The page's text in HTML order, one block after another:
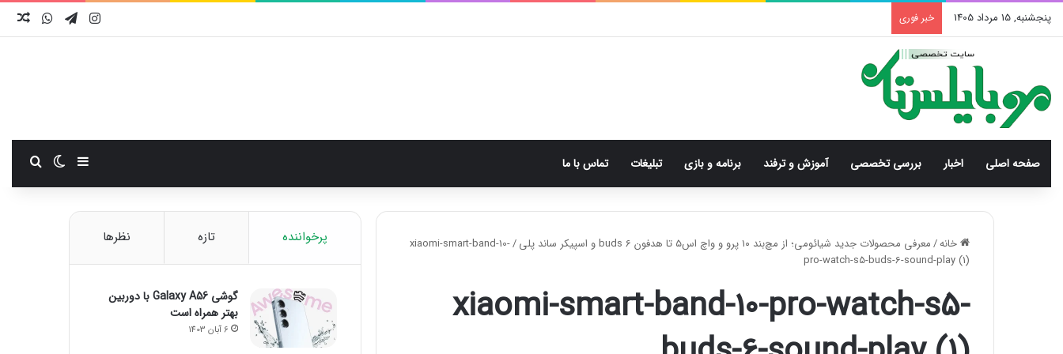
پنجشنبه, 15 مرداد 1405 خبر فوری اینستاگرام
تلگرام واتس
صفحه اصلی اخبار بررسی‌ تخصصی آموزش و ترفند برنامه و بازی تبلیغات تماس با ما سایدبارتغییر
خانه/معرفی محصولات جدید شیائومی؛ از مچ‌بند ۱۰ پرو و واچ اس۵ تا هدفون buds 6 و اسپیکر ساند پلی /
xiaomi-smart-band-10-
pro-watch-s5-buds-6-sound-play (1)
xiaomi-smart-band-10-pro-watch-s5-
پرخواننده تازه نظرها
گوشی Galaxy A56 با دوربین
بهتر همراه است
6 آبان 1403